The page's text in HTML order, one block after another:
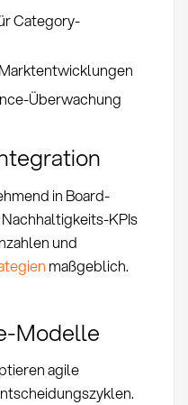
Category-
Überwachung
in Board-
KPIs
und
maßgeblich.
Modelle
agile